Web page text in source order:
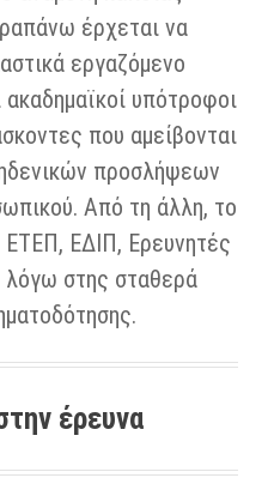
έρχεται να
εργαζόμενο
υπότροφοι
που αμείβονται
προσλήψεων
Από τη άλλη, το
ΕΔΙΠ, Ερευνητές
λόγω στης σταθερά
έρευνα